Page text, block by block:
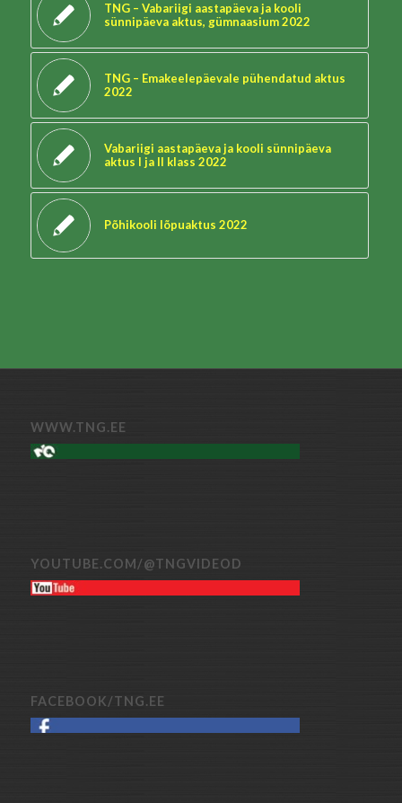
TNG – Vabariigi aastapäeva ja kooli
sünnipäeva aktus, gümnaasium 2022
TNG – Emakeelepäevale pühendatud aktus
2022
Vabariigi aastapäeva ja kooli sünnipäeva
aktus I ja II klass 2022
Põhikooli lõpuaktus 2022
WWW.TNG.EE
YOUTUBE.COM/@TNGVIDEOD
FACEBOOK/TNG.EE